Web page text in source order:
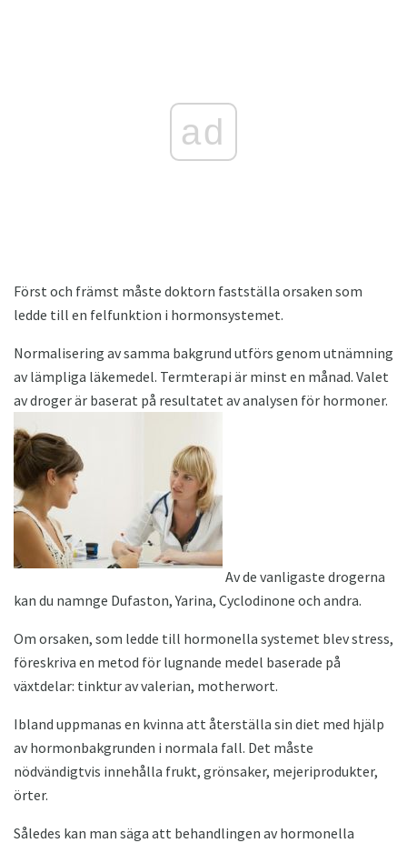
ad
Först och främst måste doktorn fastställa orsaken som
ledde till en felfunktion i hormonsystemet.
Normalisering av samma bakgrund utförs genom utnämning
av lämpliga läkemedel. Termterapi är minst en månad. Valet
av droger är baserat på resultatet av analysen för hormoner.
Av de vanligaste drogerna
kan du namnge Dufaston, Yarina, Cyclodinone och andra.
Om orsaken, som ledde till hormonella systemet blev stress,
föreskriva en metod för lugnande medel baserade på
växtdelar: tinktur av valerian, motherwort.
Ibland uppmanas en kvinna att återställa sin diet med hjälp
av hormonbakgrunden i normala fall. Det måste
nödvändigtvis innehålla frukt, grönsaker, mejeriprodukter,
örter.
Således kan man säga att behandlingen av hormonella